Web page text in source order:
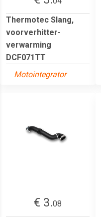
Thermotec Slang,
voorverhitter-
verwarming
DCF071TT
Motointegrator
€ 3.08